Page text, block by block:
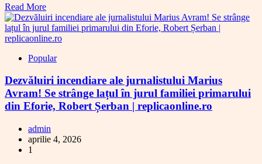
Read More
Popular
Dezvăluiri incendiare ale jurnalistului Marius
Avram! Se strânge lațul în jurul familiei primarului
din Eforie, Robert Șerban | replicaonline.ro
admin
aprilie 4, 2026
1